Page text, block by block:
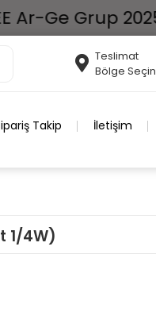
Ge Grup 2025 ©
Teslimat
Bölge Seçin
Takip İletişim
1/4W)